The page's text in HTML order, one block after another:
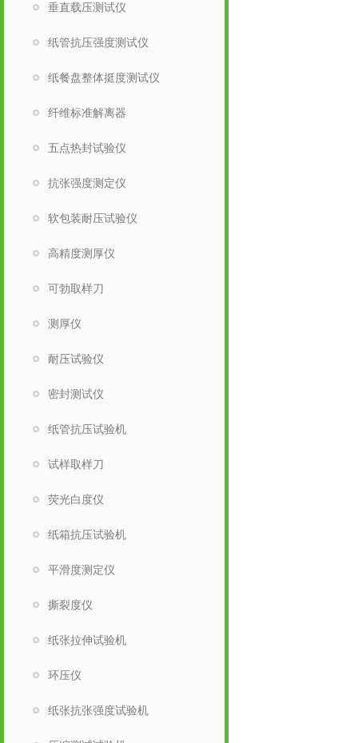
垂直载压测试仪
纸管抗压强度测试仪
纸餐盘整体挺度测试仪
纤维标准解离器
五点热封试验仪
抗张强度测定仪
软包装耐压试验仪
高精度测厚仪
可勃取样刀
测厚仪
耐压试验仪
密封测试仪
纸管抗压试验机
试样取样刀
荧光白度仪
纸箱抗压试验机
平滑度测定仪
撕裂度仪
纸张拉伸试验机
环压仪
纸张抗张强度试验机